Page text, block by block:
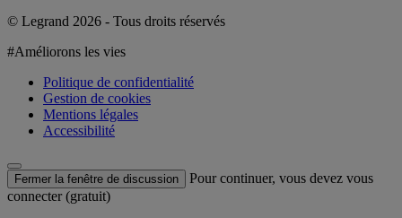
© Legrand 2026 - Tous droits réservés
#Améliorons les vies
Politique de confidentialité
Gestion de cookies
Mentions légales
Accessibilité
Fermer la fenêtre de discussion
Pour continuer, vous devez vous
connecter (gratuit)